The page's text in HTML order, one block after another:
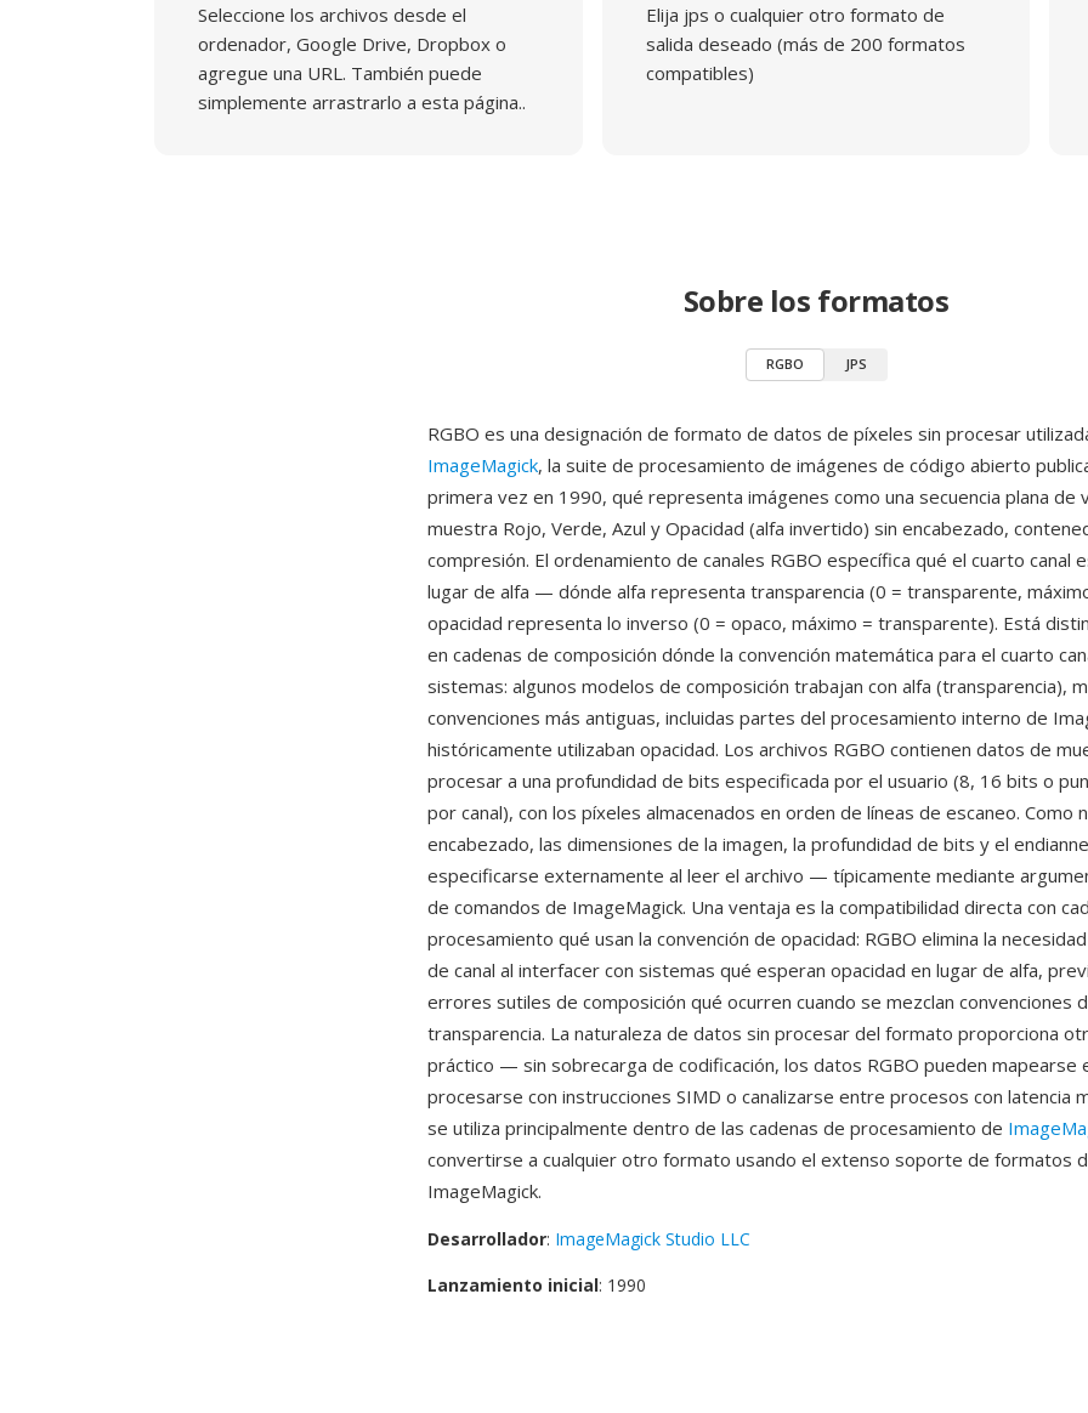
Seleccione los archivos desde el
ordenador, Google Drive, Dropbox o
agregue una URL. También puede
simplemente arrastrarlo a esta página..
Elija jps o cualquier otro formato de
salida deseado (más de 200 formatos
compatibles)
Sobre los formatos
RGBO JPS
RGBO es una designación de formato de datos de píxeles sin procesar
ImageMagick, la suite de procesamiento de imágenes de código abierto
primera vez en 1990, qué representa imágenes como una secuencia plana de
muestra Rojo, Verde, Azul y Opacidad (alfa invertido) sin encabezado,
compresión. El ordenamiento de canales RGBO específica qué el cuarto canal
lugar de alfa — dónde alfa representa transparencia (0 = transparente,
opacidad representa lo inverso (0 = opaco, máximo = transparente). Está
en cadenas de composición dónde la convención matemática para el cuarto
sistemas: algunos modelos de composición trabajan con alfa (transparencia),
convenciones más antiguas, incluidas partes del procesamiento interno de
históricamente utilizaban opacidad. Los archivos RGBO contienen datos de
procesar a una profundidad de bits especificada por el usuario (8, 16 bits o
por canal), con los píxeles almacenados en orden de líneas de escaneo. Como
encabezado, las dimensiones de la imagen, la profundidad de bits y el
especificarse externamente al leer el archivo — típicamente mediante
de comandos de ImageMagick. Una ventaja es la compatibilidad directa con
procesamiento qué usan la convención de opacidad: RGBO elimina la
de canal al interfacer con sistemas qué esperan opacidad en lugar de alfa,
errores sutiles de composición qué ocurren cuando se mezclan convenciones
transparencia. La naturaleza de datos sin procesar del formato proporciona
práctico — sin sobrecarga de codificación, los datos RGBO pueden mapearse
procesarse con instrucciones SIMD o canalizarse entre procesos con latencia
se utiliza principalmente dentro de las cadenas de procesamiento de
convertirse a cualquier otro formato usando el extenso soporte de formatos
ImageMagick.
Desarrollador: ImageMagick Studio LLC
Lanzamiento inicial: 1990